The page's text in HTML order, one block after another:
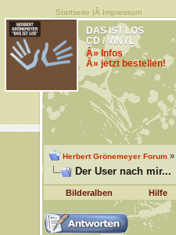
Startseite |Â Impressum
DAS IST LOS
CD / VINYL
Â» Infos
Â» jetzt bestellen!
Herbert Grönemeyer Forum»
Der User nach mir...
Bilderalben Hilfe